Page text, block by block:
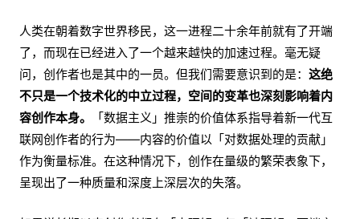
人类在朝着数字世界移民，这一进程二十余年前就有了开端
了，而现在已经进入了一个越来越快的加速过程。毫无疑
问，创作者也是其中的一员。但我们需要意识到的是： 这绝
不只是一个技术化的中立过程，空间的变革也深刻影响着内
容创作本身。
「数据主义」推崇的价值体系指导着新一代互
联网创作者的行为——内容的价值以「对数据处理的贡献」
作为衡量标准。在这种情况下，创作在量级的繁荣表象下，
呈现出了一种质量和深度上深层次的失落。